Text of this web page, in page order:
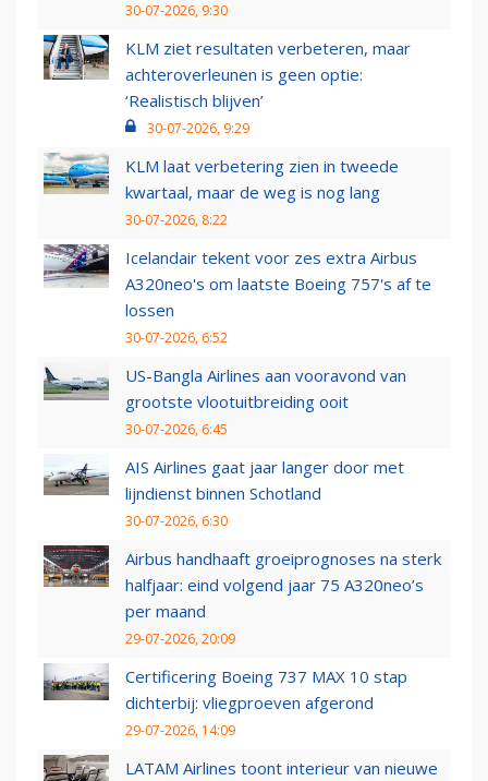
30-07-2026, 9:30
KLM ziet resultaten verbeteren, maar
achteroverleunen is geen optie:
‘Realistisch blijven’
30-07-2026, 9:29
KLM laat verbetering zien in tweede
kwartaal, maar de weg is nog lang
30-07-2026, 8:22
Icelandair tekent voor zes extra Airbus
A320neo's om laatste Boeing 757's af te
lossen
30-07-2026, 6:52
US-Bangla Airlines aan vooravond van
grootste vlootuitbreiding ooit
30-07-2026, 6:45
AIS Airlines gaat jaar langer door met
lijndienst binnen Schotland
30-07-2026, 6:30
Airbus handhaaft groeiprognoses na sterk
halfjaar: eind volgend jaar 75 A320neo’s
per maand
29-07-2026, 20:09
Certificering Boeing 737 MAX 10 stap
dichterbij: vliegproeven afgerond
29-07-2026, 14:09
LATAM Airlines toont interieur van nieuwe